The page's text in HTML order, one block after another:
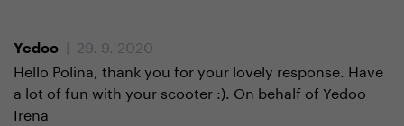
Yedoo
| 29. 9. 2020
Hello Polina, thank you for your lovely response. Have
a lot of fun with your scooter :). On behalf of Yedoo
Irena